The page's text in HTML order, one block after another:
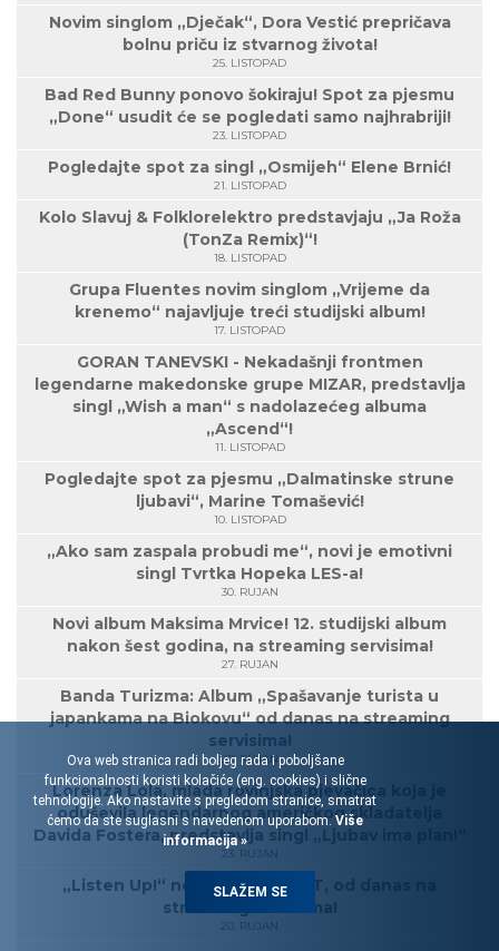
Novim singlom „Dječak“, Dora Vestić prepričava
bolnu priču iz stvarnog života!
25. LISTOPAD
Bad Red Bunny ponovo šokiraju! Spot za pjesmu
„Done“ usudit će se pogledati samo najhrabriji!
23. LISTOPAD
Pogledajte spot za singl „Osmijeh“ Elene Brnić!
21. LISTOPAD
Kolo Slavuj & Folklorelektro predstavjaju „Ja Roža
(TonZa Remix)“!
18. LISTOPAD
Grupa Fluentes novim singlom „Vrijeme da
krenemo“ najavljuje treći studijski album!
17. LISTOPAD
GORAN TANEVSKI - Nekadašnji frontmen
legendarne makedonske grupe MIZAR, predstavlja
singl „Wish a man“ s nadolazećeg albuma
„Ascend“!
11. LISTOPAD
Pogledajte spot za pjesmu „Dalmatinske strune
ljubavi“, Marine Tomašević!
10. LISTOPAD
„Ako sam zaspala probudi me“, novi je emotivni
singl Tvrtka Hopeka LES-a!
30. RUJAN
Novi album Maksima Mrvice! 12. studijski album
nakon šest godina, na streaming servisima!
27. RUJAN
Banda Turizma: Album „Spašavanje turista u
japankama na Biokovu“ od danas na streaming
servisima!
27. RUJAN
Lorenza Lola, mlada rovinjska pjevačica koja je
oduševila legendarnog američkog skladatelja
Davida Fostera, predstavlja singl „Ljubav ima plan!“
23. RUJAN
„Listen Up!“ novi EP grupe EoT, od danas na
streaming servisima!
20. RUJAN
Ova web stranica radi boljeg rada i poboljšane
funkcionalnosti koristi kolačiće (eng. cookies) i slične
tehnologije. Ako nastavite s pregledom stranice, smatrat
ćemo da ste suglasni s navedenom uporabom. Više
informacija »
SLAŽEM SE